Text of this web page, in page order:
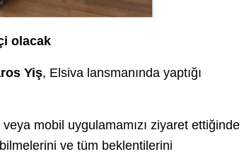
olacak
Yiş, Elsiva lansmanında yaptığı
mobil uygulamamızı ziyaret ettiğinde
ve tüm beklentilerini